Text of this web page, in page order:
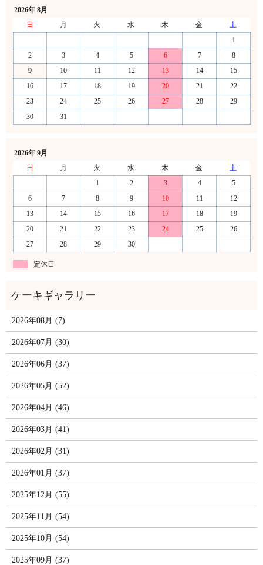
2026年 8月
日
月 火 水 木 金
土
1
2
3 4 5 6 7
8
9
10 11 12 13 14
15
16
17 18 19 20 21
22
23
24 25 26 27 28
29
30
31
2026年 9月
日
月 火 水 木 金
土
1
2 3 4
5
6
7 8 9 10 11
12
13
14 15 16 17 18
19
20
21 22 23 24 25
26
27
28 29 30
定休日
2026年08月 (7)
2026年07月 (30)
2026年06月 (37)
2026年05月 (52)
2026年04月 (46)
2026年03月 (41)
2026年02月 (31)
2026年01月 (37)
2025年12月 (55)
2025年11月 (54)
2025年10月 (54)
2025年09月 (37)